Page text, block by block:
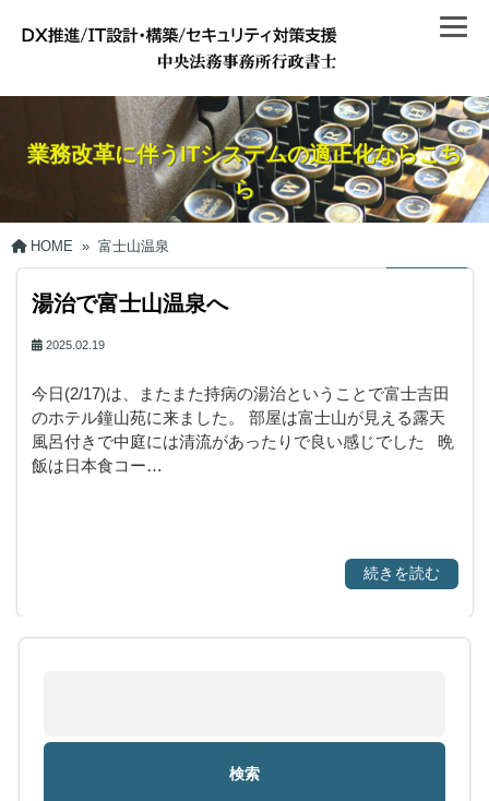
業務改革に伴うITシステムの適正化ならこち
ら
HOME » 富士山温泉
湯治で富士山温泉へ
2025.02.19
今日(2/17)は、またまた持病の湯治ということで富士吉田
のホテル鐘山苑に来ました。 部屋は富士山が見える露天
風呂付きで中庭には清流があったりで良い感じでした 晩
飯は日本食コー…
続きを読む